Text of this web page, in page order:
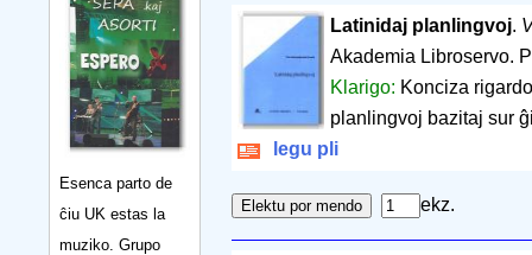
Esenca parto de
ĉiu UK estas la
muziko. Grupo
Latinidaj planlingvoj.
Akademia Libroservo.
Klarigo: Konciza
planlingvoj bazitaj sur
legu pli
ekz.